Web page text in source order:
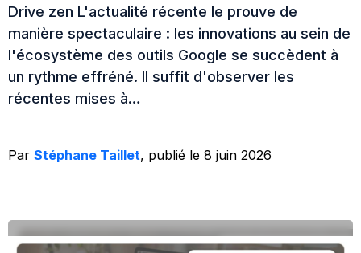
Drive zen L'actualité récente le prouve de
manière spectaculaire : les innovations au sein de
l'écosystème des outils Google se succèdent à
un rythme effréné. Il suffit d'observer les
récentes mises à…
ParStéphane Taillet, publié le 8 juin 2026